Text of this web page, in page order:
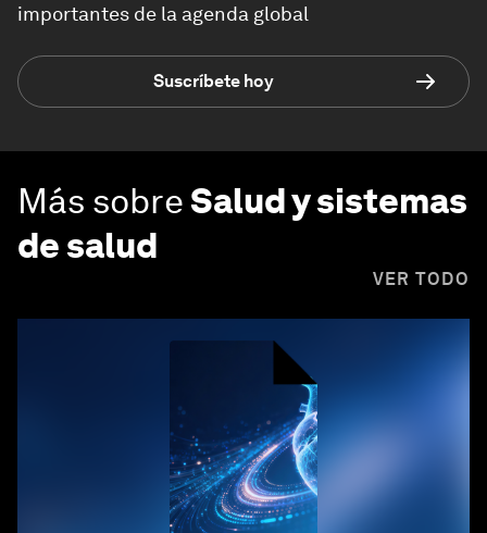
importantes de la agenda global
Suscríbete hoy
Más sobreSalud y sistemas
de salud
VER TODO